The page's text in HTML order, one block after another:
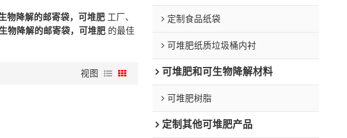
物降解的邮寄袋，可堆肥工厂、
物降解的邮寄袋，可堆肥的最佳
视图
定制食品纸袋
可堆肥纸质垃圾桶内衬
可堆肥和可生物降解材料
可堆肥树脂
定制其他可堆肥产品